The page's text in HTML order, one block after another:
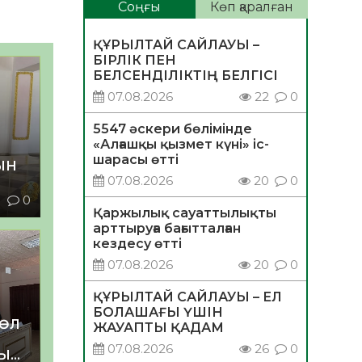
0
Соңғы Көп қаралған
ҚҰРЫЛТАЙ САЙЛАУЫ –
БІРЛІК ПЕН
БЕЛСЕНДІЛІКТІҢ БЕЛГІСІ
07.08.2026
22 0
5547 әскери бөлімінде
«Алғашқы қызмет күні» іс-
шарасы өтті
07.08.2026
20 0
Қаржылық сауаттылықты
арттыруға бағытталған
кездесу өтті
07.08.2026
20 0
ҚҰРЫЛТАЙ САЙЛАУЫ – ЕЛ
БОЛАШАҒЫ ҮШІН
ЖАУАПТЫ ҚАДАМ
07.08.2026
26 0